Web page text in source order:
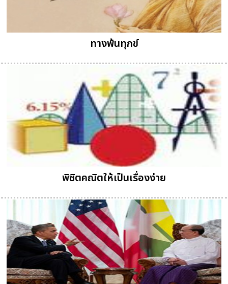
ทางพ้นทุกข์
พิชิตคณิตให้เป็นเรื่องง่าย